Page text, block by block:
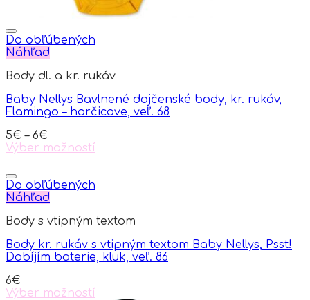
Do obľúbených
Náhľad
Body dl. a kr. rukáv
Baby Nellys Bavlnené dojčenské body, kr. rukáv,
Flamingo – horčicove, veľ. 68
5€ – 6€
Výber možností
product
has
multiple
The
may
be
on
the
Do obľúbených
Náhľad
Body s vtipným textom
Body kr. rukáv s vtipným textom Baby Nellys, Psst!
Dobíjím baterie, kluk, veľ. 86
6€
Výber možností